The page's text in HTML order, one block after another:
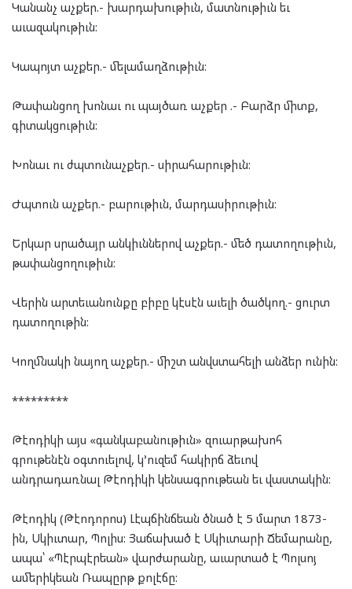
Կանանչ աչքեր.- խարդախութիւն, մատնութիւն եւ
աւազակութիւն:
Կապոյտ աչքեր.- մելամաղձութիւն:
Թափանցող խոնաւ ու պայծառ աչքեր .- Բարձր միտք,
գիտակցութիւն:
Խոնաւ ու ժպտունաչքեր.- սիրահարութիւն:
Ժպտուն աչքեր.- բարութիւն, մարդասիրութիւն:
Երկար սրածայր անկիւններով աչքեր.- մեծ դատողութիւն,
թափանցողութիւն:
Վերին արտեւանունքը բիբը կէսէն աւելի ծածկող.- ցուրտ
դատողութին:
Կողմնակի նայող աչքեր.- միշտ անվստահելի անձեր ունին:
*********
Թէոդիկի այս «գանկաբանութիւն» զուարթախոհ
գրութենէն օգտուելով, կ’ուզեմ հակիրճ ձեւով
անդրադառնալ Թէոդիկի կենսագրութեան եւ վաստակին:
Թէոդիկ (Թէոդորոս) Լէպճինճեան ծնած է 5 մարտ 1873-
ին, Սկիւտար, Պոլիս: Յաճախած է Սկիւտարի Ճեմարանը,
ապա՝ «Պէրպէրեան» վարժարանը, աւարտած է Պոլսոյ
ամերիկեան Ռապըրթ քոլէճը: